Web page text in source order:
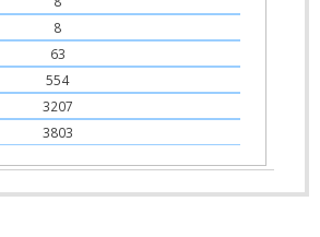
8
63
554
3207
3803